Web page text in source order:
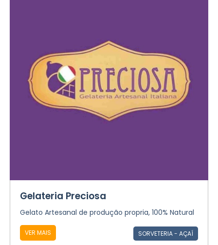
Gelateria Preciosa
Gelato Artesanal de produção propria, 100% Natural
VER MAIS SORVETERIA - AÇAÍ